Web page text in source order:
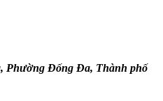
Phường Đống Đa, Thành phố